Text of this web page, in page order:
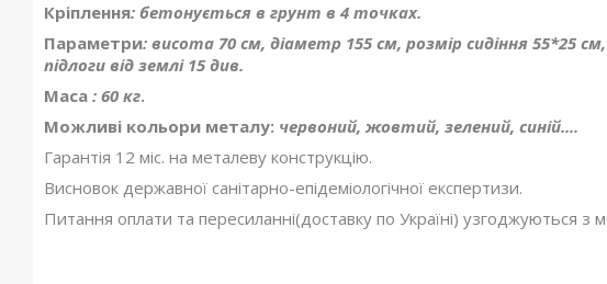
Кріплення: бетонується в грунт в 4 точках.
Параметри: висота 70 см, діаметр 155 см, розмір сидіння 55*25
підлоги від землі 15 див.
Маса : 60 кг.
Можливі кольори металу: червоний, жовтий, зелений, синій....
Гарантія 12 міс. на металеву конструкцію.
Висновок державної санітарно-епідеміологічної експертизи.
Питання оплати та пересиланні(доставку по Україні) узгоджуються з